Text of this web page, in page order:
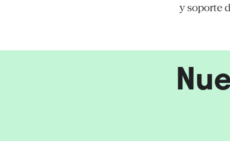
y soporte
CAN
Copa